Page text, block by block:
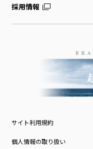
採用情報
サイト利用規約
個人情報の取り扱い